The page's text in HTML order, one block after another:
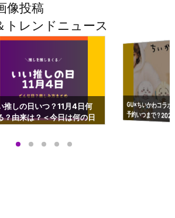
像投稿
トレンドニュース
推しの日いつ？11月4日何
？由来は？＜今日は何の日
GU×ちいかわコラ
予約いつまで？
ーチやショルダー